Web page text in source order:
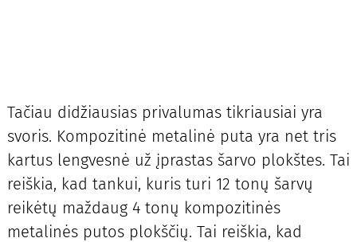
Tačiau didžiausias privalumas tikriausiai yra
svoris. Kompozitinė metalinė puta yra net tris
kartus lengvesnė už įprastas šarvo plokštes. Tai
reiškia, kad tankui, kuris turi 12 tonų šarvų
reikėtų maždaug 4 tonų kompozitinės
metalinės putos plokščių. Tai reiškia, kad